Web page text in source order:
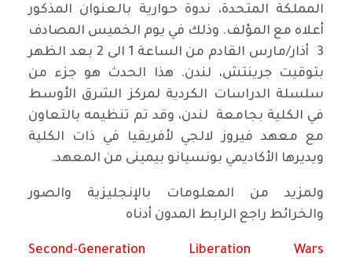
المملكة المتحدة، ندوة حوارية بالعنوان المذكور
أعلاه مع المؤلف. وذلك في يوم الخميس المصادف
3 أذار/مارس القادم من الساعة 1 الى 2 بعد الظهر
بتوقيت جرينتش، لندن. هذا الحدث هو جزء من
سلسلة الدراسات الكردية لمركز الشرق الأوسط
في الكلية بجامعة لندن، وقد تم تنظيمه بالتعاون
مع معهد فيروز لالجي لأفريقيا في ذات الكلية
ويديرها الأكاديمي بونسيانو بيمينى من المعهد.
ولمزيد من المعلومات بالإنجليزية والصور
والخرائط راجع الرابط المدون أدناه
Second-Generation Liberation Wars